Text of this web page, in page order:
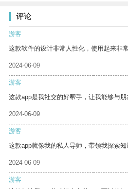
评论
游客
这款软件的设计非常人性化，使用起来非常
2024-06-09
游客
这款app是我社交的好帮手，让我能够与朋
2024-06-09
游客
这款app就像我的私人导师，带领我探索知
2024-06-09
游客